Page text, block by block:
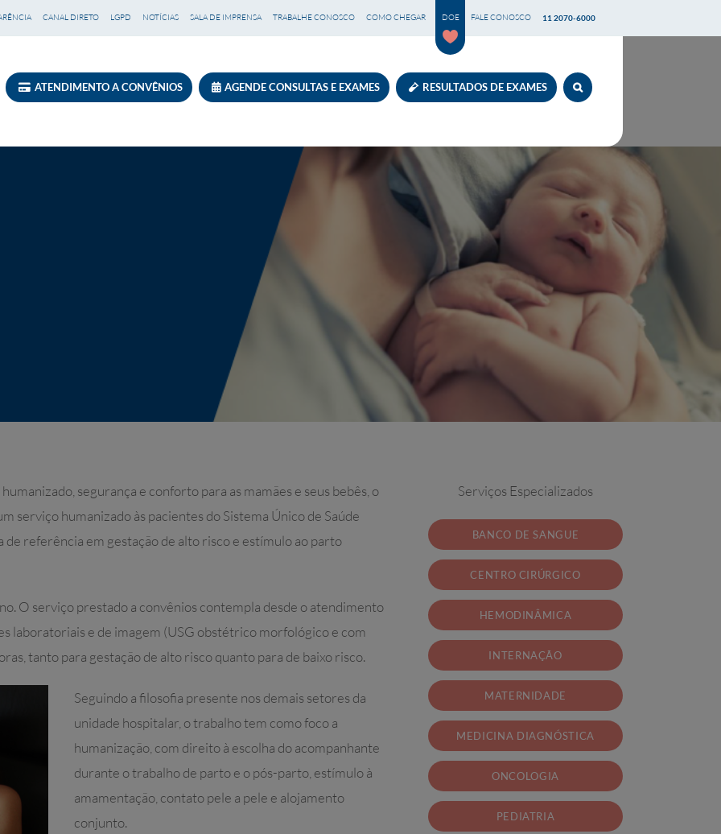
CANAL DIRETO LGPD NOTÍCIAS SALA DE IMPRENSA TRABALHE CONOSCO COMO CHEGAR DOE FALE CONOSCO 11 2070-6000
ATENDIMENTO A CONVÊNIOS AGENDE CONSULTAS E EXAMES RESULTADOS DE EXAMES
segurança e conforto para as mamães e seus bebês, o
serviço humanizado às pacientes do Sistema Único de Saúde
referência em gestação de alto risco e estímulo ao parto
O serviço prestado a convênios contempla desde o atendimento
laboratoriais e de imagem (USG obstétrico morfológico e com
tanto para gestação de alto risco quanto para de baixo risco.
Seguindo a filosofia presente nos demais setores da
unidade hospitalar, o trabalho tem como foco a
humanização, com direito à escolha do acompanhante
durante o trabalho de parto e o pós-parto, estímulo à
amamentação, contato pele a pele e alojamento
conjunto.
Serviços Especializados
BANCO DE SANGUE
CENTRO CIRÚRGICO
HEMODINÂMICA
INTERNAÇÃO
MATERNIDADE
MEDICINA DIAGNÓSTICA
ONCOLOGIA
PEDIATRIA